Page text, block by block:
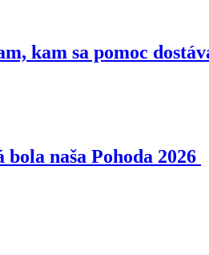
kam sa pomoc
naša Pohoda 2026